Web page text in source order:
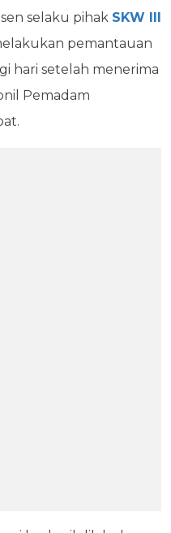
selaku pihak SKW III
pemantauan
hari setelah menerima
Pemadam